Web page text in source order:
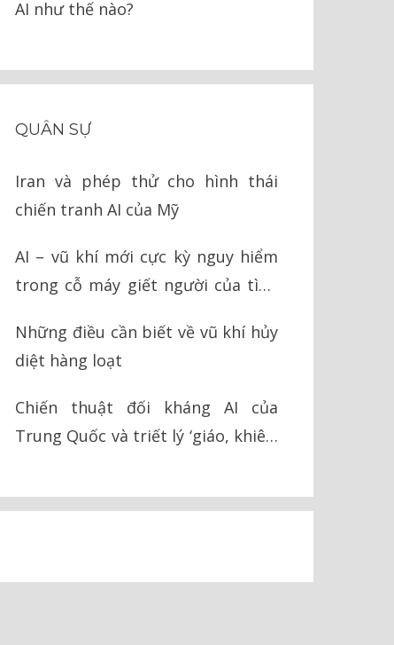
AI như thế nào?
QUÂN SỰ
Iran và phép thử cho hình thái
chiến tranh AI của Mỹ
AI – vũ khí mới cực kỳ nguy hiểm
trong cỗ máy giết người của tình
Những điều cần biết về vũ khí hủy
diệt hàng loạt
Chiến thuật đối kháng AI của
Trung Quốc và triết lý ‘giáo, khiên’